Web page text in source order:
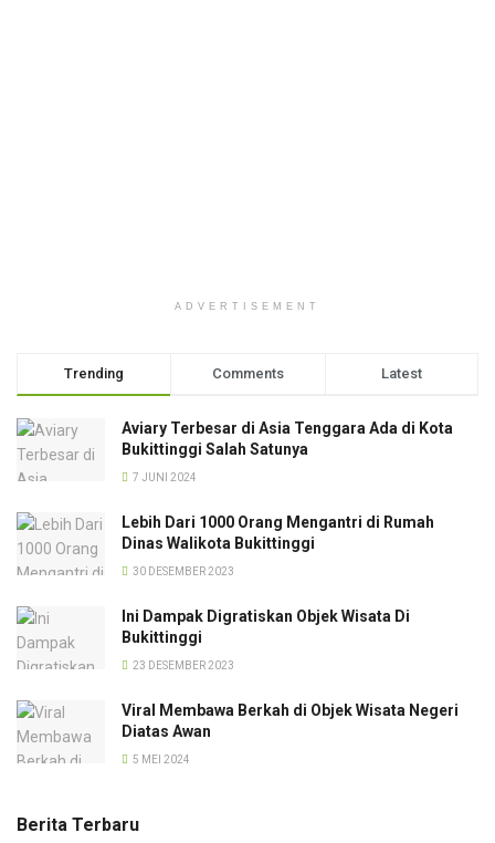
ADVERTISEMENT
Trending Comments Latest
Aviary Terbesar di Asia Tenggara Ada di Kota
Bukittinggi Salah Satunya
7 JUNI 2024
Lebih Dari 1000 Orang Mengantri di Rumah
Dinas Walikota Bukittinggi
30 DESEMBER 2023
Ini Dampak Digratiskan Objek Wisata Di
Bukittinggi
23 DESEMBER 2023
Viral Membawa Berkah di Objek Wisata Negeri
Diatas Awan
5 MEI 2024
Berita Terbaru